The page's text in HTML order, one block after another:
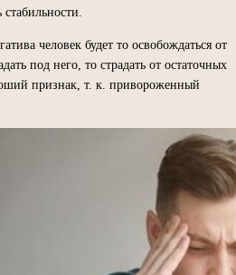
человек будет то освобождаться от
под него, то страдать от остаточных
признак, т. к. привороженный